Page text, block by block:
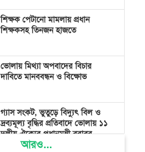
শিক্ষক পেটানো মামলায় প্রধান
শিক্ষকসহ তিনজন হাজতে
ভোলায় মিথ্যা অপবাদের বিচার
দাবিতে মানববন্ধন ও বিক্ষোভ
গ্যাস সংকট, ভুতুড়ে বিদ্যুৎ বিল ও
দ্রব্যমূল্য বৃদ্ধির প্রতিবাদে ভোলায় ১১
দলীয় ঐক্যের প্রধানমন্ত্রী বরাবর
স্মারকলিপি প্রদান
আরও...